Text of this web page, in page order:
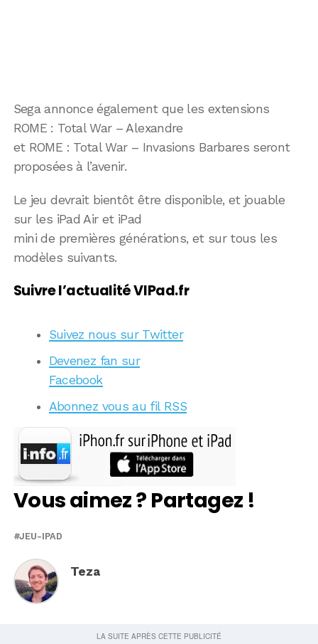
Sega annonce également que les extensions
ROME : Total War – Alexandre
et ROME : Total War – Invasions Barbares seront
proposées à l’avenir.
Le jeu devrait bientôt être disponible, et jouable
sur les iPad Air et iPad
mini de premières générations, et sur tous les
modèles suivants.
Suivre l’actualité VIPad.fr
Suivez nous sur Twitter
Devenez fan sur
Facebook
Abonnez vous au fil RSS
Vous aimez ? Partagez !
JEU-IPAD
Teza